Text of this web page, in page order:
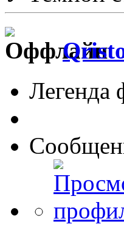
Легенда